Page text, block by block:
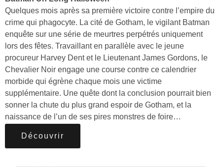
Quelques mois après sa première victoire contre l’empire du
crime qui phagocyte. La cité de Gotham, le vigilant Batman
enquête sur une série de meurtres perpétrés uniquement
lors des fêtes. Travaillant en parallèle avec le jeune
procureur Harvey Dent et le Lieutenant James Gordons, le
Chevalier Noir engage une course contre ce calendrier
morbide qui égrène chaque mois une victime
supplémentaire. Une quête dont la conclusion pourrait bien
sonner la chute du plus grand espoir de Gotham, et la
naissance de l’un de ses pires monstres de foire…
Découvrir